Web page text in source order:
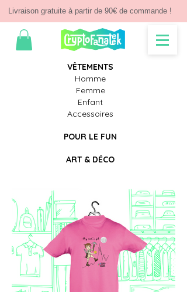
Livraison gratuite à partir de 90€ de commande !
VÊTEMENTS
Homme
Femme
Enfant
Accessoires
POUR LE FUN
ART & DÉCO